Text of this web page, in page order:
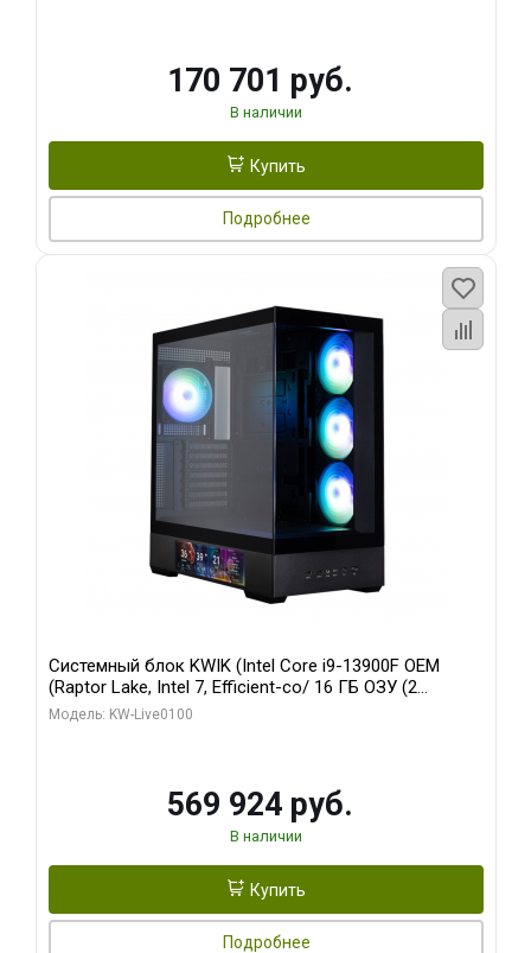
170 701 руб.
В наличии
Купить
Подробнее
Системный блок KWIK (Intel Core i9-13900F OEM
(Raptor Lake, Intel 7, Efficient-co/ 16 ГБ ОЗУ (2
модуля)/ Afox RTX4090 24GB GDDR6X 384-Bit 3xDP
Модель: KW-Live0100
569 924 руб.
В наличии
Купить
Подробнее